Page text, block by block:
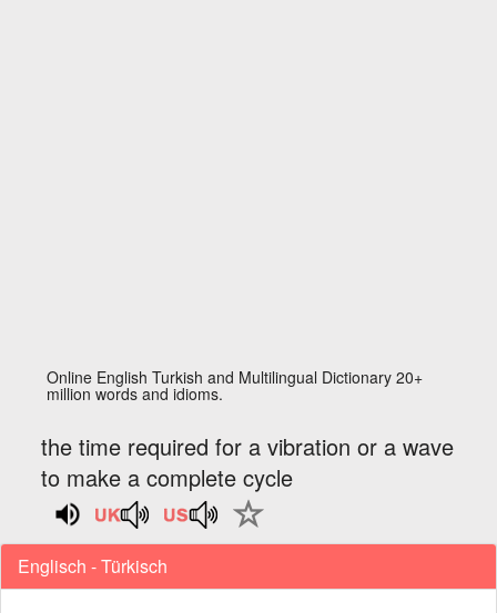
Online English Turkish and Multilingual Dictionary 20+
million words and idioms.
the time required for a vibration or a wave
to make a complete cycle
Englisch - Türkisch